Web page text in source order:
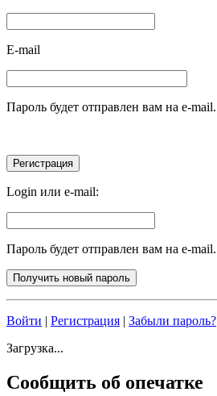
E-mail
Пароль будет отправлен вам на e-mail.
Login или e-mail:
Пароль будет отправлен вам на e-mail.
Войти | Регистрация | Забыли пароль?
Загрузка...
Сообщить об опечатке